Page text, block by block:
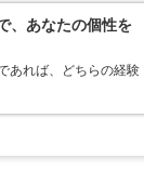
、あなたの個性を
あれば、どちらの経験